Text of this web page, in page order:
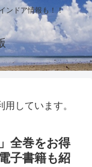
ンドア情報も！！
しています。
全巻をお得
子書籍も紹